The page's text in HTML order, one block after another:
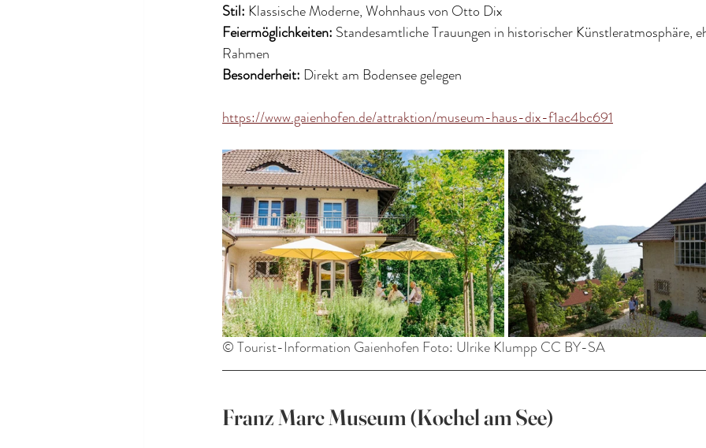
Stil: Klassische Moderne, Wohnhaus von Otto Dix
Feiermöglichkeiten: Standesamtliche Trauungen in historischer Künstleratmosphäre,
Rahmen
Besonderheit: Direkt am Bodensee gelegen
https://www.gaienhofen.de/attraktion/museum-haus-dix-f1ac4bc691
© Tourist-Information Gaienhofen Foto: Ulrike Klumpp CC BY-SA
Franz Marc Museum (Kochel am See)